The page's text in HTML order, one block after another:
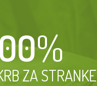
%
ZA STRANKE